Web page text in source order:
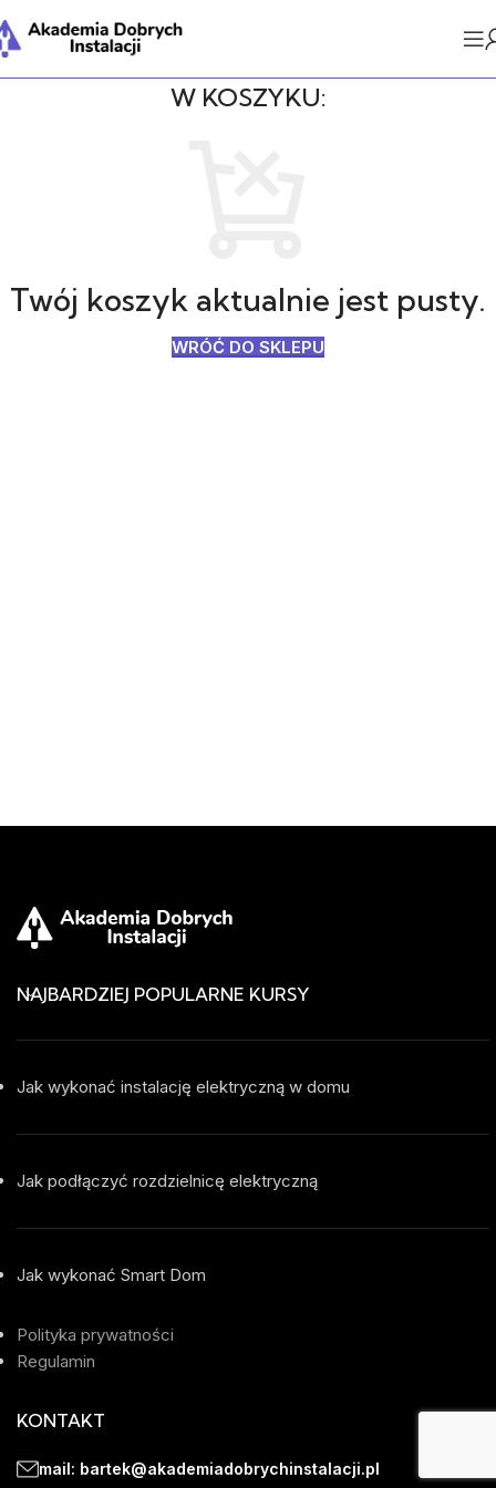
W KOSZYKU:
Twój koszyk aktualnie jest pusty.
WRÓĆ DO SKLEPU
NAJBARDZIEJ POPULARNE KURSY
Jak wykonać instalację elektryczną w domu
Jak podłączyć rozdzielnicę elektryczną
Jak wykonać Smart Dom
Polityka prywatności
Regulamin
KONTAKT
mail: bartek@akademiadobrychinstalacji.pl